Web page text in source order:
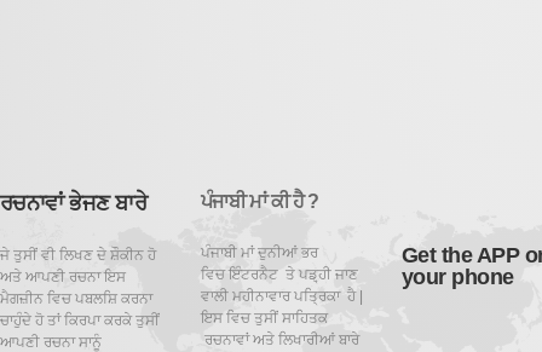
ਰਚਨਾਵਾਂ ਭੇਜਣ ਬਾਰੇ
ਜੇ ਤੁਸੀਂ ਵੀ ਲਿਖਣ ਦੇ ਸ਼ੌਕੀਨ ਹੋ
ਅਤੇ ਆਪਣੀ ਰਚਨਾ ਇਸ
ਮੈਗਜ਼ੀਨ ਵਿਚ ਪਬਲਸ਼ਿ ਕਰਨਾ
ਚਾਹੁੰਦੇ ਹੋ ਤਾਂ ਕਿਰਪਾ ਕਰਕੇ ਤੁਸੀਂ
ਆਪਣੀ ਰਚਨਾ ਸਾਨੂੰ
ਪੰਜਾਬੀ ਮਾਂ ਕੀ ਹੈ ?
ਪੰਜਾਬੀ ਮਾਂ ਦੁਨੀਆਂ ਭਰ
ਵਿਚ ਇੰਟਰਨੈਟ ਤੇ ਪਡ਼੍ਹੀ ਜਾਣ
ਵਾਲੀ ਮਹੀਨਾਵਾਰ ਪਤ੍ਰਿਕਾ ਹੈ |
ਇਸ ਵਿਚ ਤੁਸੀਂ ਸਾਹਿਤਕ
ਰਚਨਾਵਾਂ ਅਤੇ ਲਿਖਾਰੀਆਂ ਬਾਰੇ
Get the APP
your phone